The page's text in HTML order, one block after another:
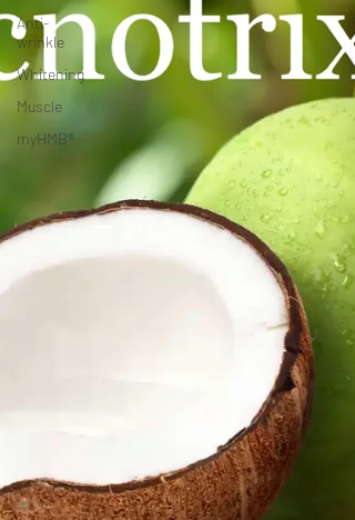
Anti-
wrinkle
Whitening
Muscle
myHMB®